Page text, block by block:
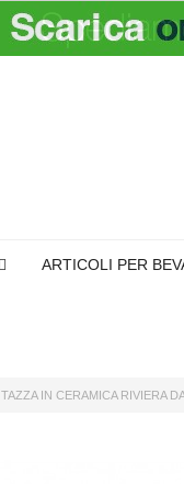
ARTICOLI PER
TAZZA IN CERAMICA RIVIERA